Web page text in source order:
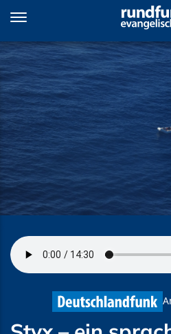
zum
Inhalt
Styx – ein